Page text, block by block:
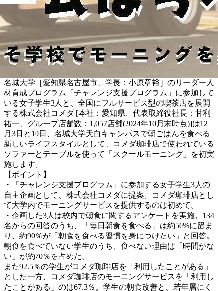
名城大学［愛知県名古屋市、学長：小原章裕］のリーダー人
材育成プログラム「チャレンジ支援プログラム」に参加して
いる女子学生3人と、全国にフルサービス型の喫茶店を展開
する株式会社コメダ [本社：愛知県、代表取締役社長：甘利
祐一、グループ店舗数：1,057店舗(2024年10月末時点)]は12
月3日と10日、名城大学天白キャンパスで朝ごはんを食べる
新しいライフスタイルとして、コメダ珈琲店で使われている
ソファーとテーブルを使って「スクールモーニング」を初実
施します。
【ポイント】
・「チャレンジ支援プログラム」に参加する女子学生3人の
自主企画として、株式会社コメダに提案。コメダ珈琲店とし
て大学内でモーニングサービスを提供するのは初めて。
・企画した3人は校内で朝食に関するアンケートを実施。134
名からの回答のうち、「毎日朝食を食べる」は約50%に留ま
り、約90％が「朝食を食べる習慣を身につけたい」と回答。
朝食を食べていない学生のうち、食べない理由は「時間がな
い」が約70％を占めた。
また92.5％の学生がコメダ珈琲店を「利用したことがある」
とした一方、コメダ珈琲店のモーニングサービスを「利用し
たことがある」のは67.3％。学生の朝食改善と、若年層にく